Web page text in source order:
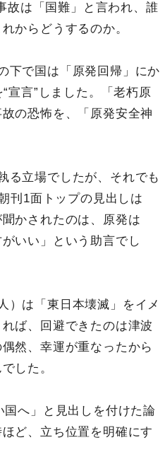
故は「国難」と言われ、誰
からどうするのか。
下で国は「原発回帰」にか
宣言”しました。「老朽原
の恐怖を、「原発安全神
る立場でしたが、それでも
刊1面トップの見出しは
かされたのは、原発は
いい」という助言でし
）は「東日本壊滅」をイメ
ば、回避できたのは津波
然、幸運が重なったから
した。
へ」と見出しを付けた論
ど、立ち位置を明確にす